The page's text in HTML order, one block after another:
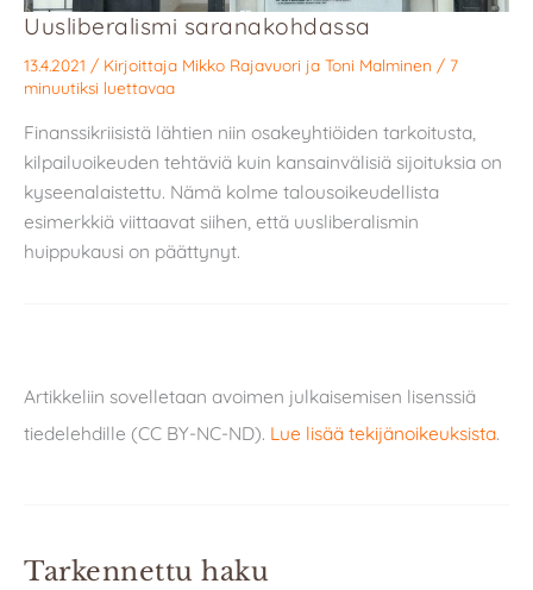
Uusliberalismi saranakohdassa
13.4.2021 / Kirjoittaja Mikko Rajavuori ja Toni Malminen / 7
minuutiksi luettavaa
Finanssikriisistä lähtien niin osakeyhtiöiden tarkoitusta,
kilpailuoikeuden tehtäviä kuin kansainvälisiä sijoituksia on
kyseenalaistettu. Nämä kolme talousoikeudellista
esimerkkiä viittaavat siihen, että uusliberalismin
huippukausi on päättynyt.
Artikkeliin sovelletaan avoimen julkaisemisen lisenssiä
tiedelehdille (CC BY-NC-ND). Lue lisää tekijänoikeuksista.
Tarkennettu haku